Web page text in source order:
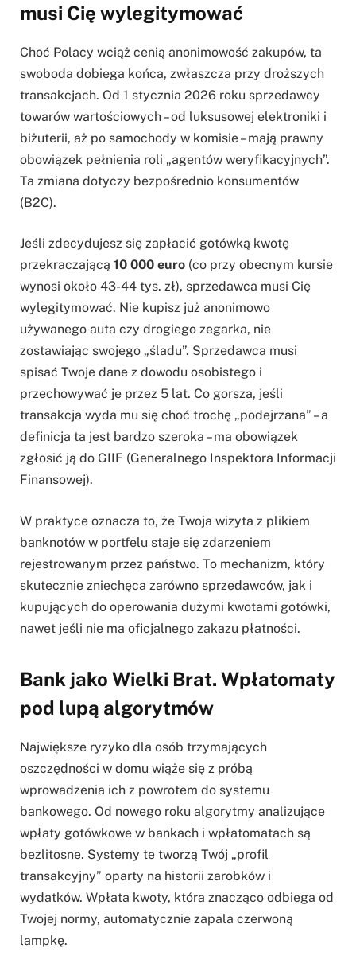
musi Cię wylegitymować
Choć Polacy wciąż cenią anonimowość zakupów, ta
swoboda dobiega końca, zwłaszcza przy droższych
transakcjach. Od 1 stycznia 2026 roku sprzedawcy
towarów wartościowych – od luksusowej elektroniki i
biżuterii, aż po samochody w komisie – mają prawny
obowiązek pełnienia roli „agentów weryfikacyjnych”.
Ta zmiana dotyczy bezpośrednio konsumentów
(B2C).
Jeśli zdecydujesz się zapłacić gotówką kwotę
przekraczającą 10 000 euro (co przy obecnym kursie
wynosi około 43-44 tys. zł), sprzedawca musi Cię
wylegitymować. Nie kupisz już anonimowo
używanego auta czy drogiego zegarka, nie
zostawiając swojego „śladu”. Sprzedawca musi
spisać Twoje dane z dowodu osobistego i
przechowywać je przez 5 lat. Co gorsza, jeśli
transakcja wyda mu się choć trochę „podejrzana” – a
definicja ta jest bardzo szeroka – ma obowiązek
zgłosić ją do GIIF (Generalnego Inspektora Informacji
Finansowej).
W praktyce oznacza to, że Twoja wizyta z plikiem
banknotów w portfelu staje się zdarzeniem
rejestrowanym przez państwo. To mechanizm, który
skutecznie zniechęca zarówno sprzedawców, jak i
kupujących do operowania dużymi kwotami gotówki,
nawet jeśli nie ma oficjalnego zakazu płatności.
Bank jako Wielki Brat. Wpłatomaty
pod lupą algorytmów
Największe ryzyko dla osób trzymających
oszczędności w domu wiąże się z próbą
wprowadzenia ich z powrotem do systemu
bankowego. Od nowego roku algorytmy analizujące
wpłaty gotówkowe w bankach i wpłatomatach są
bezlitosne. Systemy te tworzą Twój „profil
transakcyjny” oparty na historii zarobków i
wydatków. Wpłata kwoty, która znacząco odbiega od
Twojej normy, automatycznie zapala czerwoną
lampkę.